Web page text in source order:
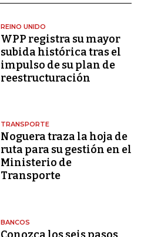
REINO UNIDO
WPP registra su mayor
subida histórica tras el
impulso de su plan de
reestructuración
TRANSPORTE
Noguera traza la hoja de
ruta para su gestión en el
Ministerio de
Transporte
BANCOS
Conozca los seis pasos